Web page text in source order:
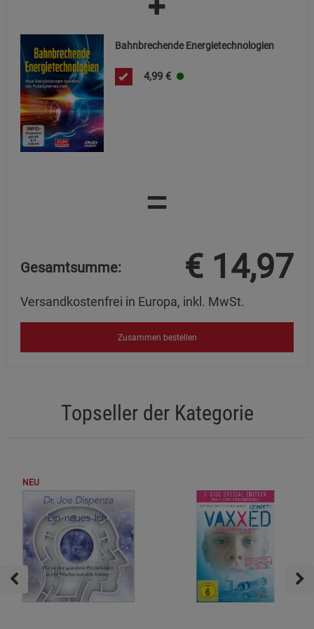
Bahnbrechende Energietechnologien
4,99 €
=
Gesamtsumme: € 14,97
Versandkostenfrei in Europa, inkl. MwSt.
Zusammen bestellen
Topseller der Kategorie
NEU